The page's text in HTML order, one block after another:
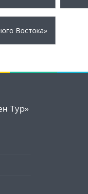
Востока»
Тур»